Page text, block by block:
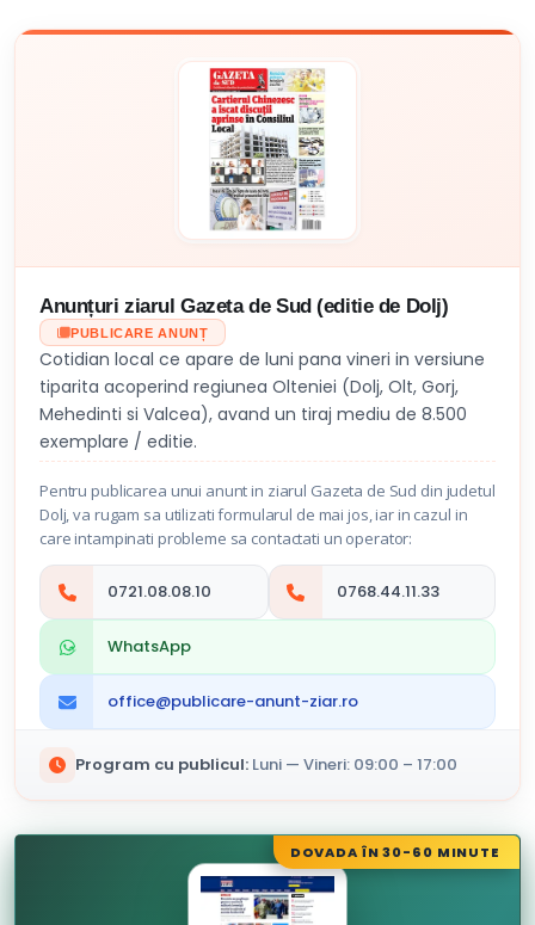
Anunțuri ziarul Gazeta de Sud (editie de Dolj)
PUBLICARE ANUNȚ
Cotidian local ce apare de luni pana vineri in versiune
tiparita acoperind regiunea Olteniei (Dolj, Olt, Gorj,
Mehedinti si Valcea), avand un tiraj mediu de 8.500
exemplare / editie.
Pentru publicarea unui anunt in ziarul Gazeta de Sud din judetul
Dolj, va rugam sa utilizati formularul de mai jos, iar in cazul in
care intampinati probleme sa contactati un operator:
0721.08.08.10 0768.44.11.33
WhatsApp
office@publicare-anunt-ziar.ro
Program cu publicul: Luni — Vineri: 09:00 – 17:00
DOVADA ÎN 30-60 MINUTE